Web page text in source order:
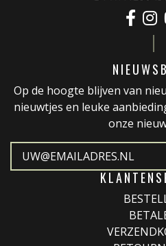
Op de hoogte blijven van
nieuwtjes en leuke
onze